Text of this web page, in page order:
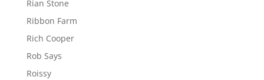
Rian Stone
Ribbon Farm
Rich Cooper
Rob Says
Roissy